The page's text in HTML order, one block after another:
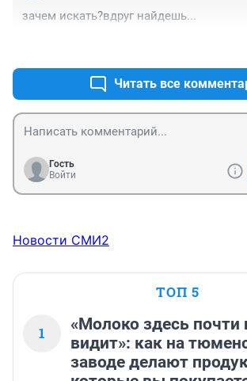
решения суда о предоставлении
чтоб потом другим неповадно было!
зачем искать?вдруг найдешь...
Читать все
Гость
Войти
Новости СМИ2
ТОП 5
1
«Молоко здесь почти
видит»: как на
заводе делают